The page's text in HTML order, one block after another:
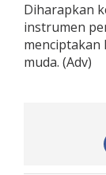
Diharapkan
instrumen
menciptakan
muda. (Adv)